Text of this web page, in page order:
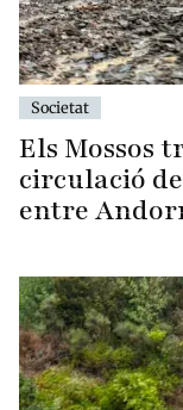
Societat
Els Mossos
circulació
entre